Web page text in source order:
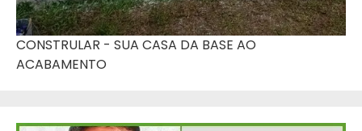
CONSTRULAR - SUA CASA DA BASE AO
ACABAMENTO